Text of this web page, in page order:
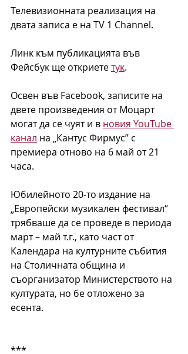
Телевизионната реализация на
двата записа е на TV 1 Channel.
Линк към публикацията във
Фейсбук ще откриете тук.
Освен във Facebook, записите на
двете произведения от Моцарт
могат да се чуят и в новия YouTube
канал на „Кантус Фирмус” с
премиера отново на 6 май от 21
часа.
Юбилейното 20-то издание на
„Европейски музикален фестивал“
трябваше да се проведе в периода
март – май т.г., като част от
Календара на културните събития
на Столичната община и
съорганизатор Министерството на
културата, но бе отложено за
есента.
***